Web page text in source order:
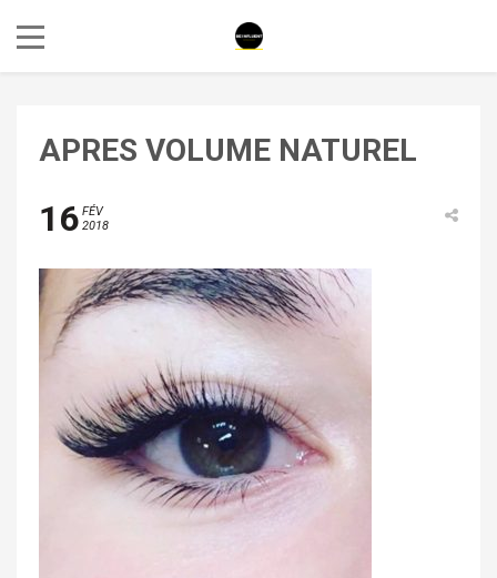
APRES VOLUME NATUREL
16 FÉV
2018